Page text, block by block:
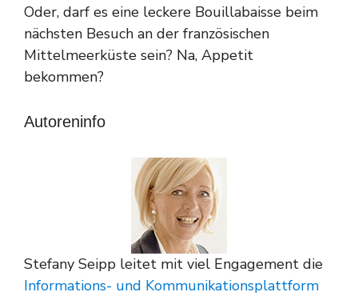
Oder, darf es eine leckere Bouillabaisse beim
nächsten Besuch an der französischen
Mittelmeerküste sein? Na, Appetit
bekommen?
Autoreninfo
Stefany Seipp leitet mit viel Engagement die
Informations- und Kommunikationsplattform